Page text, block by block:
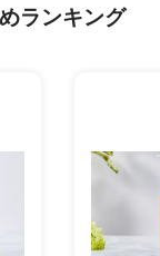
ランキング